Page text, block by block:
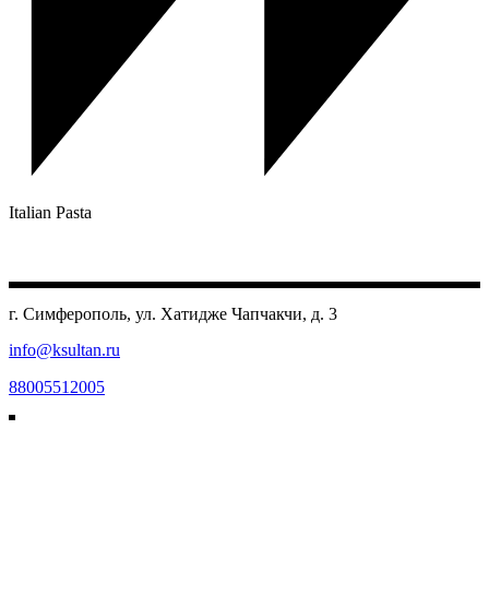
Italian Pasta
г. Симферополь, ул. Хатидже Чапчакчи, д. 3
info@ksultan.ru
88005512005